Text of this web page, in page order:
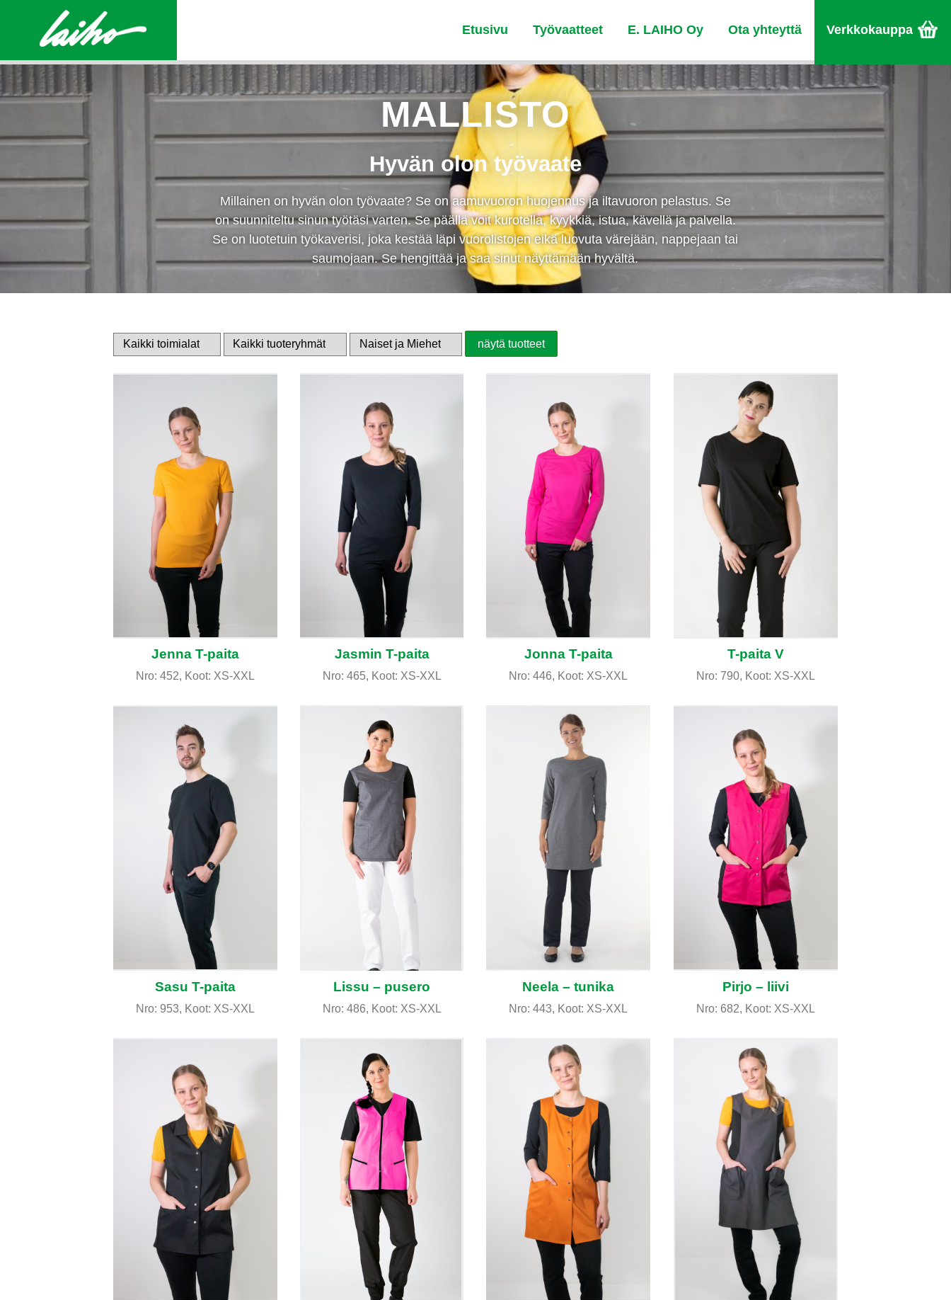
Etusivu Työvaatteet E. LAIHO Oy Ota yhteyttä Verkkokauppa
MALLISTO
Hyvän olon työvaate
Millainen on hyvän olon työvaate? Se on aamuvuoron huojennus ja iltavuoron pelastus. Se
on suunniteltu sinun työtäsi varten. Se päällä voit kurotella, kyykkiä, istua, kävellä ja palvella.
Se on luotetuin työkaverisi, joka kestää läpi vuorolistojen eikä luovuta värejään, nappejaan tai
saumojaan. Se hengittää ja saa sinut näyttämään hyvältä.
näytä tuotteet
Jenna T-paita
Nro: 452, Koot: XS-XXL
Jasmin T-paita
Nro: 465, Koot: XS-XXL
Jonna T-paita
Nro: 446, Koot: XS-XXL
T-paita V
Nro: 790, Koot: XS-XXL
Sasu T-paita
Nro: 953, Koot: XS-XXL
Lissu – pusero
Nro: 486, Koot: XS-XXL
Neela – tunika
Nro: 443, Koot: XS-XXL
Pirjo – liivi
Nro: 682, Koot: XS-XXL